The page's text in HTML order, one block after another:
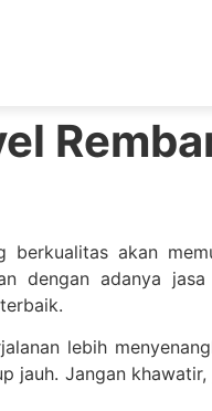
berkualitas akan
dengan adanya
lebih
jauh. Jangan